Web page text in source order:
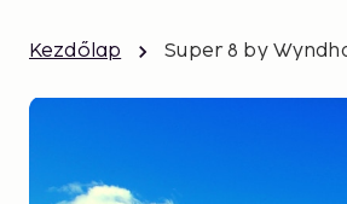
Kezdőlap Super 8 by